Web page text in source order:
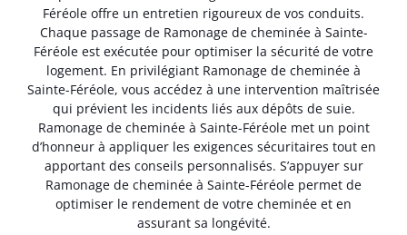
Féréole offre un entretien rigoureux de vos conduits.
Chaque passage de Ramonage de cheminée à Sainte-
Féréole est exécutée pour optimiser la sécurité de votre
logement. En privilégiant Ramonage de cheminée à
Sainte-Féréole, vous accédez à une intervention maîtrisée
qui prévient les incidents liés aux dépôts de suie.
Ramonage de cheminée à Sainte-Féréole met un point
d’honneur à appliquer les exigences sécuritaires tout en
apportant des conseils personnalisés. S’appuyer sur
Ramonage de cheminée à Sainte-Féréole permet de
optimiser le rendement de votre cheminée et en
assurant sa longévité.